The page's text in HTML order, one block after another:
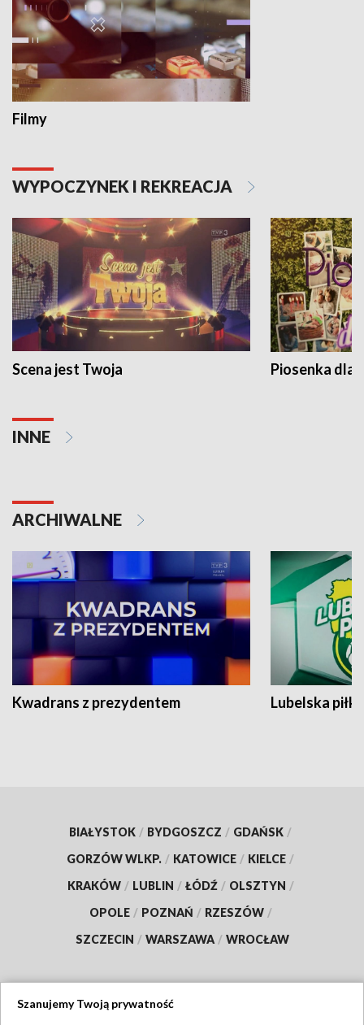
Filmy
WYPOCZYNEK I REKREACJA
Scena jest Twoja Piosenka dla
INNE
ARCHIWALNE
Kwadrans z prezydentem Lubelska piłka
BIAŁYSTOK / BYDGOSZCZ / GDAŃSK /
GORZÓW WLKP. / KATOWICE / KIELCE /
KRAKÓW / LUBLIN / ŁÓDŹ / OLSZTYN /
OPOLE / POZNAŃ / RZESZÓW /
SZCZECIN / WARSZAWA / WROCŁAW
Szanujemy Twoją prywatność